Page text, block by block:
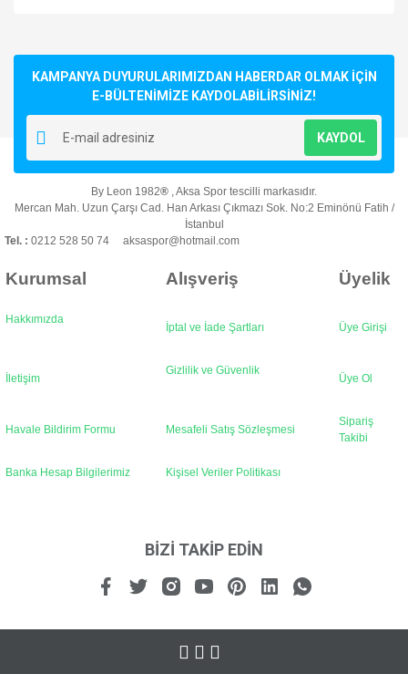
Yorum Yaz
kullanarak tarafımıza iletebilirsiniz.
Görüş ve önerileriniz için teşekkür ederiz.
Ürün resmi kalitesiz, bozuk veya görüntülenemiyor.
Ürün açıklamasında eksik bilgiler bulunuyor.
Ürün bilgilerinde hatalar bulunuyor.
Ürün fiyatı diğer sitelerden daha pahalı.
Bu ürüne benzer farklı alternatifler olmalı.
KAMPANYA DUYURULARIMIZDAN HABERDAR OLMAK İÇİN
E-BÜLTENİMİZE KAYDOLABİLİRSİNİZ!
KAYDOL
By Leon 1982® , Aksa Spor tescilli markasıdır.
Mercan Mah. Uzun Çarşı Cad. Han Arkası Çıkmazı Sok. No:2 Eminönü Fatih /
İstanbul
Tel. : 0212 528 50 74 aksaspor@hotmail.com
Kurumsal Alışveriş Üyelik
Hakkımızda
İptal ve İade Şartları Üye Girişi
İletişim
Gizlilik ve Güvenlik
Üye Ol
Havale Bildirim Formu Mesafeli Satış Sözleşmesi
Sipariş
Takibi
Banka Hesap Bilgilerimiz Kişisel Veriler Politikası
BİZİ TAKİP EDİN